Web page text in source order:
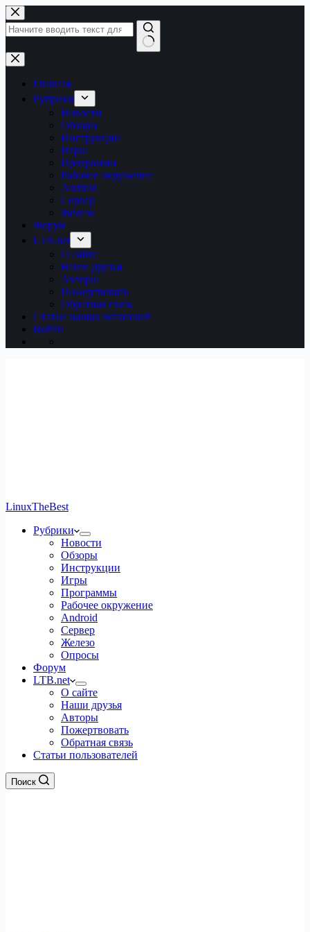
Перейти
к
сути
Ничего
не
найденоГлавная
Рубрики
Новости
Обзоры
Инструкции
Игры
Программы
Рабочее окружение
Android
Сервер
Железо
Форум
LTB.net
О сайте
Наши друзья
Авторы
Пожертвовать
Обратная связь
Статьи наших читателей
Войти
LinuxTheBest
Рубрики
Новости
Обзоры
Инструкции
Игры
Программы
Рабочее окружение
Android
Сервер
Железо
Опросы
Форум
LTB.net
О сайте
Наши друзья
Авторы
Пожертвовать
Обратная связь
Статьи пользователей
Поиск